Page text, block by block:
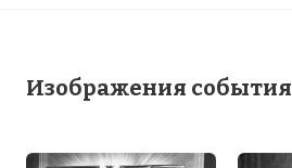
Изображения события